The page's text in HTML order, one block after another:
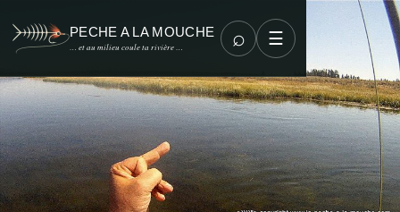
PECHE A LA MOUCHE
… et au milieu coule ta rivière … ⌕ ☰